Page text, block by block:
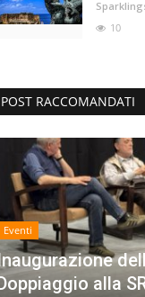
10
POST RACCOMANDATI
Eventi
alla